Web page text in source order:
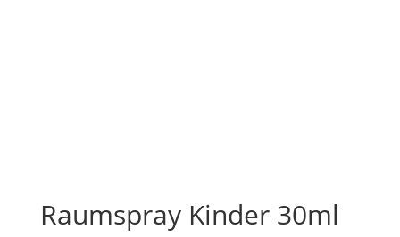
Raumspray Kinder 30ml